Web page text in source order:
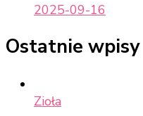
2025-09-16
Ostatnie wpisy
Zioła